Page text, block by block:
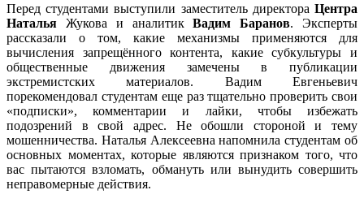
Перед студентами выступили заместитель директора Центра
Наталья Жукова и аналитикВадим Баранов. Эксперты
рассказали о том, какие механизмы применяются для
вычисления запрещённого контента, какие субкультуры и
общественные движения замечены в публикации
экстремистских материалов. Вадим Евгеньевич
порекомендовал студентам еще раз тщательно проверить свои
«подписки», комментарии и лайки, чтобы избежать
подозрений в свой адрес. Не обошли стороной и тему
мошенничества. Наталья Алексеевна напомнила студентам об
основных моментах, которые являются признаком того, что
вас пытаются взломать, обмануть или вынудить совершить
неправомерные действия.